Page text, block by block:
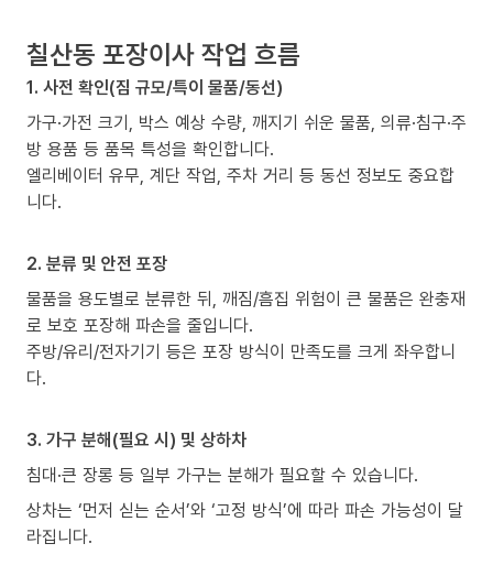
칠산동 포장이사 작업 흐름
1. 사전 확인(짐 규모/특이 물품/동선)
가구·가전 크기, 박스 예상 수량, 깨지기 쉬운 물품, 의류·침구·주
방 용품 등 품목 특성을 확인합니다.
엘리베이터 유무, 계단 작업, 주차 거리 등 동선 정보도 중요합
니다.
2. 분류 및 안전 포장
물품을 용도별로 분류한 뒤, 깨짐/흠집 위험이 큰 물품은 완충재
로 보호 포장해 파손을 줄입니다.
주방/유리/전자기기 등은 포장 방식이 만족도를 크게 좌우합니
다.
3. 가구 분해(필요 시) 및 상하차
침대·큰 장롱 등 일부 가구는 분해가 필요할 수 있습니다.
상차는 ‘먼저 싣는 순서’와 ‘고정 방식’에 따라 파손 가능성이 달
라집니다.